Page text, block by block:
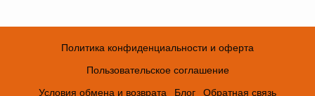
Политика конфиденциальности и оферта
Пользовательское соглашение
Условия обмена и возврата Блог Обратная связь